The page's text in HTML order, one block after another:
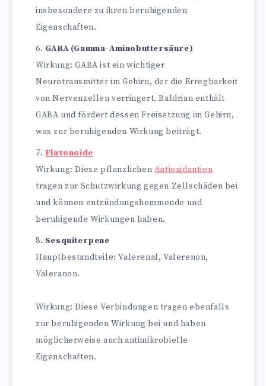
insbesondere zu ihren beruhigenden
Eigenschaften.
GABA (Gamma-Aminobuttersäure)
Wirkung: GABA ist ein wichtiger
Neurotransmitter im Gehirn, der die Erregbarkeit
von Nervenzellen verringert. Baldrian enthält
GABA und fördert dessen Freisetzung im Gehirn,
was zur beruhigenden Wirkung beiträgt.
Flavonoide
Wirkung: Diese pflanzlichen Antioxidantien
tragen zur Schutzwirkung gegen Zellschäden bei
und können entzündungshemmende und
beruhigende Wirkungen haben.
Sesquiterpene
Hauptbestandteile: Valerenal, Valerenon,
Valeranon.
Wirkung: Diese Verbindungen tragen ebenfalls
zur beruhigenden Wirkung bei und haben
möglicherweise auch antimikrobielle
Eigenschaften.